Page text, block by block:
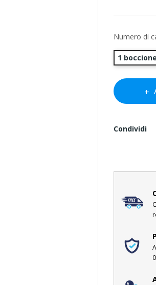
Numero di
1
Condividi